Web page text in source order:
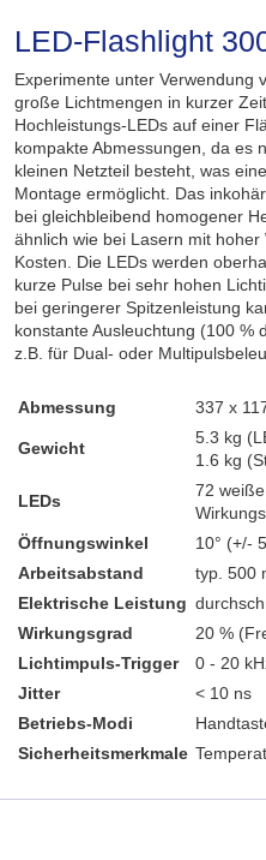
LED-Flashlight
Experimente unter Verwendung
große Lichtmengen in kurzer
Hochleistungs-LEDs auf einer
kompakte Abmessungen, da es
kleinen Netzteil besteht, was
Montage ermöglicht. Das
bei gleichbleibend homogener
ähnlich wie bei Lasern mit
Kosten. Die LEDs werden
kurze Pulse bei sehr hohen
bei geringerer Spitzenleistung
konstante Ausleuchtung (100 %
z.B. für Dual- oder
Abmessung 337 x
Gewicht
5.3 kg
1.6 kg
LEDs
72
Öffnungswinkel
10° (+/-
Arbeitsabstand
typ. 500
Elektrische Leistung
Wirkungsgrad
20 %
Lichtimpuls-Trigger
0 - 20
Jitter
< 10 ns
Betriebs-Modi
Sicherheitsmerkmale